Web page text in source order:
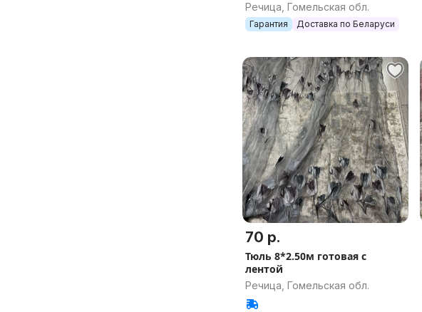
Речица, Гомельская обл.
Гарантия Доставка по Беларуси
70 р.
Тюль 8*2.50м готовая с
лентой
Речица, Гомельская обл.